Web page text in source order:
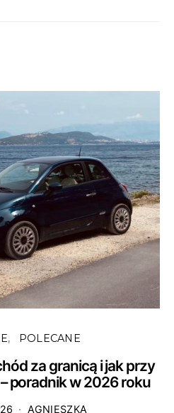
POLECANE
za granicą i jak przy
poradnik w 2026 roku
AGNIESZKA